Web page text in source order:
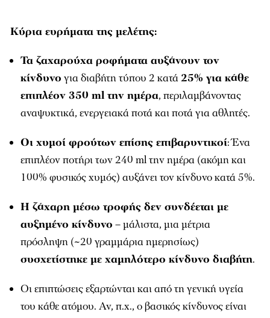
Κύρια ευρήματα της μελέτης:
Τα ζαχαρούχα ροφήματα αυξάνουν τον
κίνδυνο για διαβήτη τύπου 2 κατά25% για κάθε
επιπλέον 350 ml την ημέρα, περιλαμβάνοντας
αναψυκτικά, ενεργειακά ποτά και ποτά για αθλητές.
Οι χυμοί φρούτων επίσης επιβαρυντικοί: Ένα
επιπλέον ποτήρι των 240 ml την ημέρα (ακόμη και
100% φυσικός χυμός) αυξάνει τον κίνδυνο κατά 5%.
Η ζάχαρη μέσω τροφής δεν συνδέεται με
αυξημένο κίνδυνο – μάλιστα, μια μέτρια
πρόσληψη (~20 γραμμάρια ημερησίως)
συσχετίστηκε με χαμηλότερο κίνδυνο διαβήτη.
Οι επιπτώσεις εξαρτώνται και από τη γενική υγεία
του κάθε ατόμου. Αν, π.χ., ο βασικός κίνδυνος είναι